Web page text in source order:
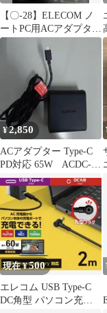
【〇-28】ELECOM ノ
ートPC用ACアダプター
65W NEC対応角コネク
¥2,850
ACアダプター Type-C
PD対応 65W ACDC-
PD0465BK
現在 ¥500
​エレコム USB Type-C
DC角型 パソコン充電